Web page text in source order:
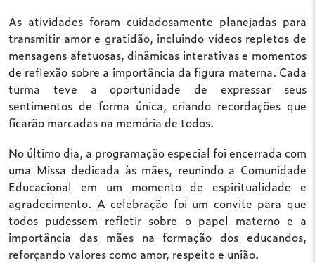
As atividades foram cuidadosamente planejadas para
transmitir amor e gratidão, incluindo vídeos repletos de
mensagens afetuosas, dinâmicas interativas e momentos
de reflexão sobre a importância da figura materna. Cada
turma teve a oportunidade de expressar seus
sentimentos de forma única, criando recordações que
ficarão marcadas na memória de todos.
No último dia, a programação especial foi encerrada com
uma Missa dedicada às mães, reunindo a Comunidade
Educacional
em um momento de espiritualidade e
agradecimento. A celebração foi um convite para que
todos pudessem refletir sobre o papel materno e a
importância das mães na formação dos educandos,
reforçando valores como amor, respeito e união.